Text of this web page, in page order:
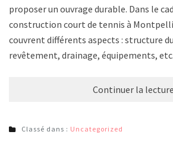
proposer un ouvrage durable. Dans le
construction court de tennis à
couvrent différents aspects : structure
revêtement, drainage, équipements,
Continuer la lecture
Classé dans : Uncategorized